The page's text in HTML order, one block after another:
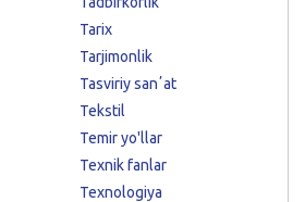
Tarix
Tarjimonlik
Tasviriy sanʼat
Tekstil
Temir yo'llar
Texnik fanlar
Texnologiya